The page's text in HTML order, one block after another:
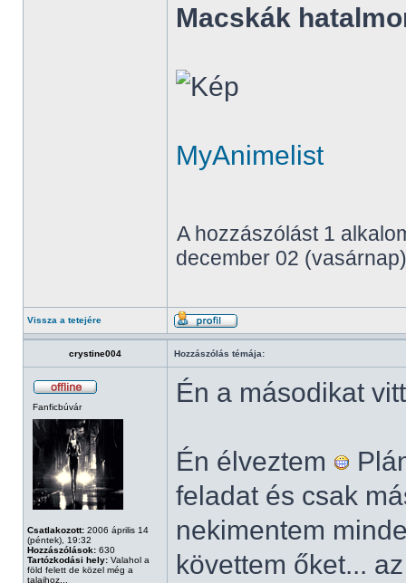
Macskák
MyAnimelist
A hozzászólást 1
december 02
Vissza a tetejére
crystine004 Hozzászólás témája:
Fanficbúvár
Csatlakozott: 2006 április 14
(péntek), 19:32
Hozzászólások: 630
Tartózkodási hely: Valahol a
föld felett de közel még a
talajhoz...
Én a másodikat
Én élveztem
feladat és csak
nekimentem
követtem őket...